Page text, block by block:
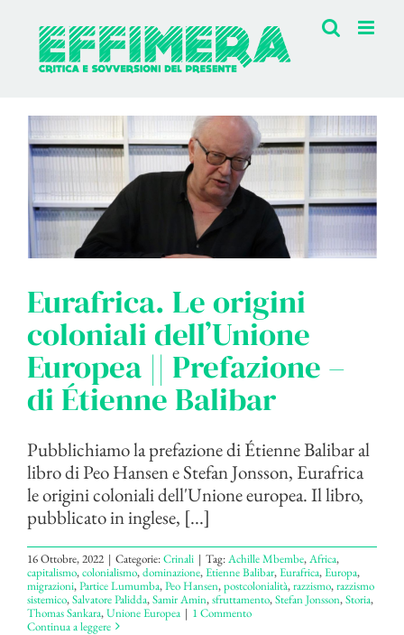
contenuto
Eurafrica. Le origini
coloniali dell’Unione
Europea || Prefazione –
di Étienne Balibar
Pubblichiamo la prefazione di Étienne Balibar al
libro di Peo Hansen e Stefan Jonsson, Eurafrica
le origini coloniali dell'Unione europea. Il libro,
pubblicato in inglese, [...]
16 Ottobre, 2022 | Categorie:Crinali | Tag:Achille Mbembe,Africa,
capitalismo,colonialismo,dominazione,Etienne Balibar,Eurafrica,Europa,
migrazioni,Partice Lumumba,Peo Hansen,postcolonialità,razzismo,razzismo
sistemico,Salvatore Palidda,Samir Amin,sfruttamento,Stefan Jonsson,Storia,
Thomas Sankara,Unione Europea | 1 Commento
Continua a leggere